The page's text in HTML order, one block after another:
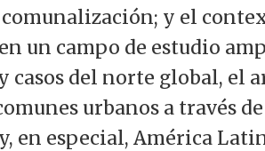
y el
un campo de estudio
casos del norte global, el
urbanos a través
en especial, América